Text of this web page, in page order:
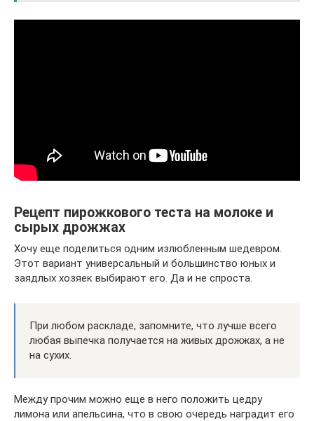
Рецепт пирожкового теста на молоке и
сырых дрожжах
Хочу еще поделиться одним излюбленным шедевром.
Этот вариант универсальный и большинство юных и
заядлых хозяек выбирают его. Да и не спроста.
При любом раскладе, запомните, что лучше всего
любая выпечка получается на живых дрожжах, а не
на сухих.
Между прочим можно еще в него положить цедру
лимона или апельсина, что в свою очередь наградит его